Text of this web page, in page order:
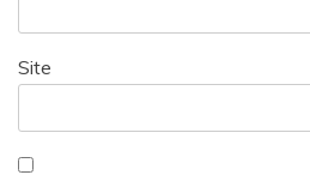
Site